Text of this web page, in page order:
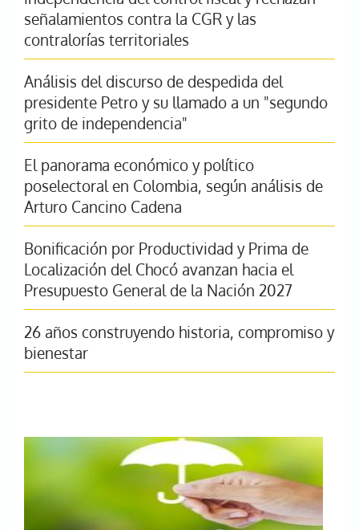
señalamientos contra la CGR y las
contralorías territoriales
Análisis del discurso de despedida del
presidente Petro y su llamado a un "segundo
grito de independencia"
El panorama económico y político
poselectoral en Colombia, según análisis de
Arturo Cancino Cadena
Bonificación por Productividad y Prima de
Localización del Chocó avanzan hacia el
Presupuesto General de la Nación 2027
26 años construyendo historia, compromiso y
bienestar